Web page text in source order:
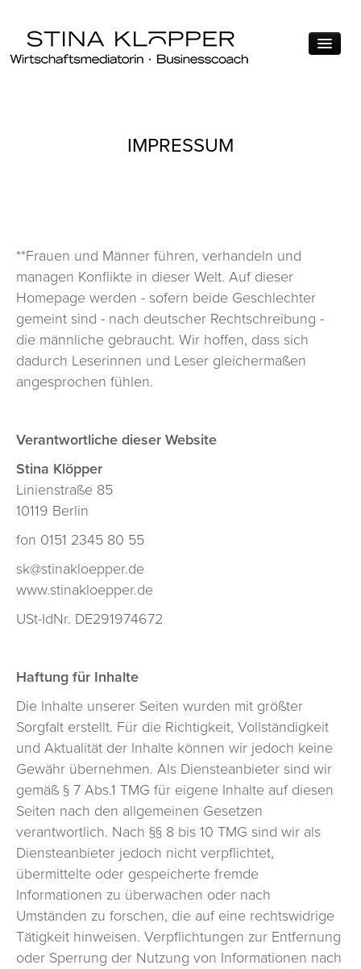
MEIN ANGEBOT
FÜHRUNG
KONFLIKTMANAGEMENT
VERHANDLUNG
FÜR WEN
METHODEN
MODERATION | MEDIATION
TRAINING
BLOG
KONTAKT
IMPRESSUM
**Frauen und Männer führen, verhandeln und
managen Konflikte in dieser Welt. Auf dieser
Homepage werden - sofern beide Geschlechter
gemeint sind - nach deutscher Rechtschreibung -
die männliche gebraucht. Wir hoffen, dass sich
dadurch Leserinnen und Leser gleichermaßen
angesprochen fühlen.
Verantwortliche dieser Website
Stina Klöpper
Linienstraße 85
10119 Berlin
fon 0151 2345 80 55
sk@stinakloepper.de
www.stinakloepper.de
USt-IdNr. DE291974672
Haftung für Inhalte
Die Inhalte unserer Seiten wurden mit größter
Sorgfalt erstellt. Für die Richtigkeit, Vollständigkeit
und Aktualität der Inhalte können wir jedoch keine
Gewähr übernehmen. Als Diensteanbieter sind wir
gemäß § 7 Abs.1 TMG für eigene Inhalte auf diesen
Seiten nach den allgemeinen Gesetzen
verantwortlich. Nach §§ 8 bis 10 TMG sind wir als
Diensteanbieter jedoch nicht verpflichtet,
übermittelte oder gespeicherte fremde
Informationen zu überwachen oder nach
Umständen zu forschen, die auf eine rechtswidrige
Tätigkeit hinweisen. Verpflichtungen zur Entfernung
oder Sperrung der Nutzung von Informationen nach